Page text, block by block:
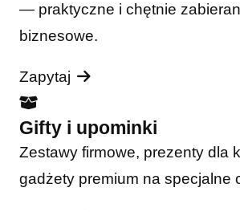
— praktyczne i chętnie
biznesowe.
Zapytaj
Gifty i upominki
Zestawy firmowe, prezenty dla
gadżety premium na specjalne